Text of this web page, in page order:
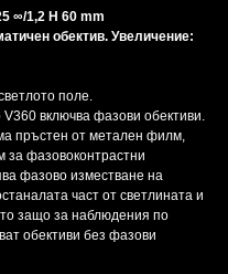
∞/1,2 H 60 mm
обектив. Увеличение:
поле.
включва фазови обективи.
пръстен от метален филм,
за фазовоконтрастни
фазово изместване на
част от светлината и
защо за наблюдения по
обективи без фазови